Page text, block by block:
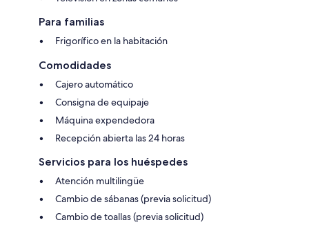
Para familias
Frigorífico en la habitación
Comodidades
Cajero automático
Consigna de equipaje
Máquina expendedora
Recepción abierta las 24 horas
Servicios para los huéspedes
Atención multilingüe
Cambio de sábanas (previa solicitud)
Cambio de toallas (previa solicitud)